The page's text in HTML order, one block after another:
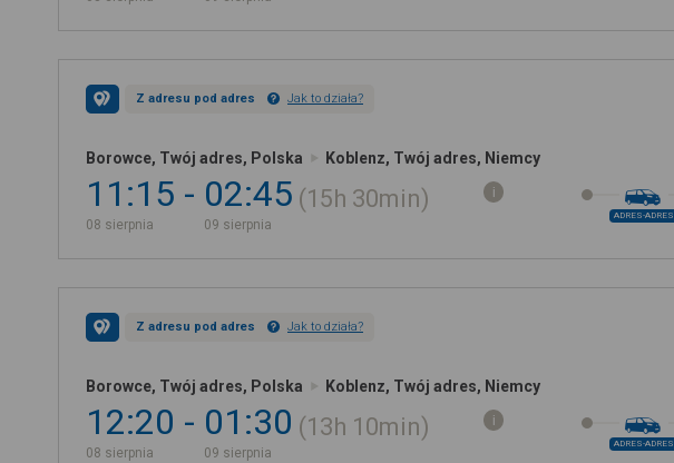
Z adresu pod adres Jak to działa?
Borowce, Twój adres, Polska Koblenz, Twój adres, Niemcy
11:15
08 sierpnia
02:45
09 sierpnia
15h 30min
ADRES-ADRES
Z adresu pod adres Jak to działa?
Borowce, Twój adres, Polska Koblenz, Twój adres, Niemcy
12:20
08 sierpnia
01:30
09 sierpnia
13h 10min
ADRES-ADRES